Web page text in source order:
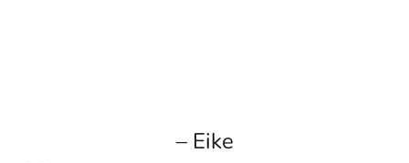
– Eike